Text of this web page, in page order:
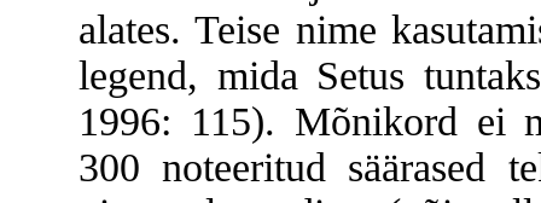
alates. Teise nime
legend, mida Setus
1996: 115). Mõnikord ei
300 noteeritud säärased